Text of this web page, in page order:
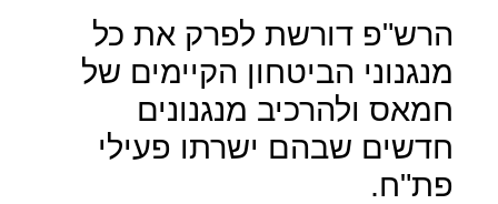
הרש"פ דורשת לפרק את כל
מנגנוני הביטחון הקיימים של
חמאס ולהרכיב מנגנונים
חדשים שבהם ישרתו פעילי
פת"ח.